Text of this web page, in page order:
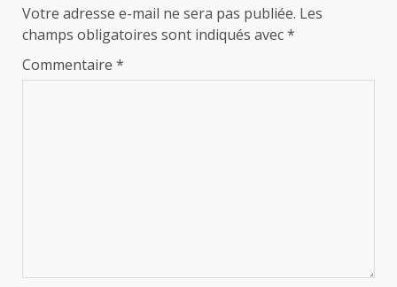
Votre adresse e-mail ne sera pas publiée. Les
champs obligatoires sont indiqués avec*
Commentaire *